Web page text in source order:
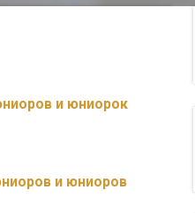
и юниорок
и юниоров